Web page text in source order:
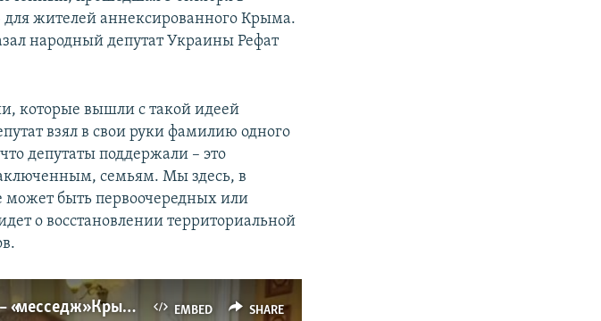
жителей аннексированного Крыма.
народный депутат Украины Рефат
которые вышли с такой идеей
взял в свои руки фамилию одного
депутаты поддержали – это
семьям. Мы здесь, в
может быть первоочередных или
о восстановлении территориальной
EMBED SHARE
Чубаров: флешмоб в Верховной Раде – «месседж» Крыму и политзаключенным (видео)